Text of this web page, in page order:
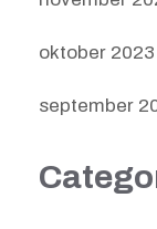
oktober 2023
september